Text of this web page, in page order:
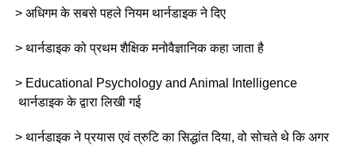
> अधिगम के सबसे पहले नियम थार्नडाइक ने दिए
> थार्नडाइक को प्रथम शैक्षिक मनोवैज्ञानिक कहा जाता है
> Educational Psychology and Animal Intelligence
थार्नडाइक के द्वारा लिखी गई
> थार्नडाइक ने प्रयास एवं त्रुटि का सिद्धांत दिया, वो सोचते थे कि अगर